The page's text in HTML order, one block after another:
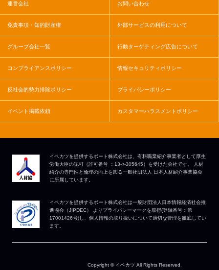
運営会社 お問い合わせ
免責事項・知的財産権 外部サービスの利用について
グループ会社一覧 行動ターゲティング広告について
コンプライアンスポリシー 情報セキュリティポリシー
反社会的勢力排除ポリシー プライバシーポリシー
イベント掲載依頼 カスタマーハラスメントポリシー